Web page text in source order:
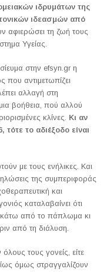
ιδρυμάτων της
ιδεασμών από
αφιερώσει τη ζωή τους
Υγείας.
στην efsyn.gr η
που αντιμετωπίζει
αλλαγή στη
βοήθεια, πού αλλού
κλίνες. Κι αν
τότε το αδιέξοδο είναι
με τους ενήλικες. Και
της συμπεριφοράς
και
καταλαβαίνει ότι
κάτω από το πάπλωμα κι
από τη διάλυση.
τους γονείς, είτε
όμως στραγγαλίζουν